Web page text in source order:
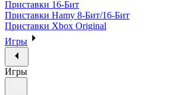
Приставки 16-Бит
Приставки Hamy 8-Бит/16-Бит
Приставки Xbox Original
Игры
Игры